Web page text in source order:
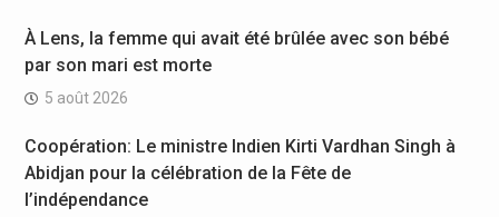
À Lens, la femme qui avait été brûlée avec son bébé
par son mari est morte
5 août 2026
Coopération: Le ministre Indien Kirti Vardhan Singh à
Abidjan pour la célébration de la Fête de
l’indépendance